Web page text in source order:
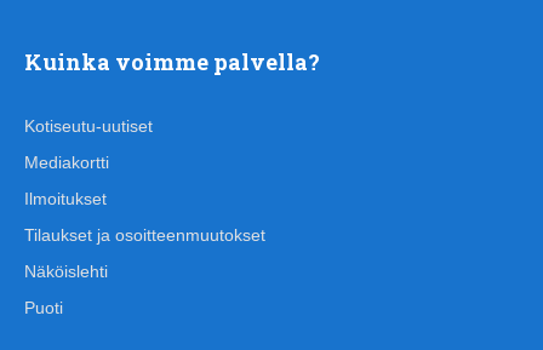
Kuinka voimme palvella?
Kotiseutu-uutiset
Mediakortti
Ilmoitukset
Tilaukset ja osoitteenmuutokset
Näköislehti
Puoti